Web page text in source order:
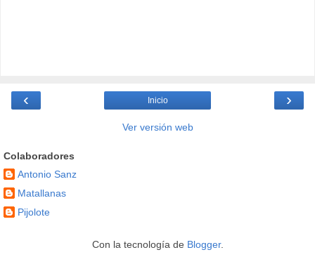
‹ ›
Inicio
Ver versión web
Colaboradores
Antonio Sanz
Matallanas
Pijolote
Con la tecnología de Blogger.